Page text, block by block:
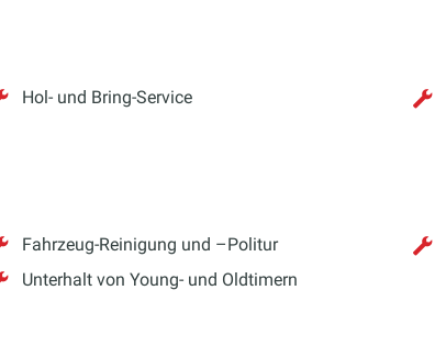
Hol- und Bring-Service
Fahrzeug-Reinigung und –Politur
Unterhalt von Young- und Oldtimern